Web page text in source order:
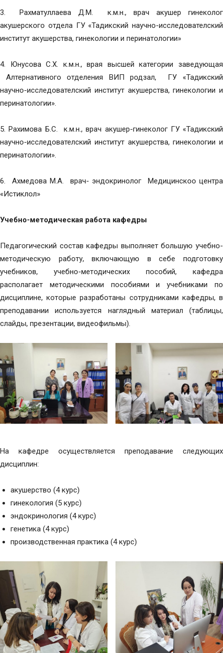
3. Рахматуллаева Д.М. к.м.н., врач акушер гинеколог
акушерского отдела ГУ «Тадикский научно-исследователский
институт акушерства, гинекологии и перинатологии»
4. Юнусова С.Х. к.м.н., врая высшей категории заведующая
Алтернативного отделения ВИП родзал, ГУ «Тадикский
научно-исследователский институт акушерства, гинекологии и
перинатологии».
5. Рахимова Б.С. к.м.н., врач акушер-гинеколог ГУ «Тадикский
научно-исследователский институт акушерства, гинекологии и
перинатологии».
6. Ахмедова М.А. врач- эндокринолог Медицинскоо центра
«Истиклол»
Учебно-методическая работа кафедры
Педагогический состав кафедры выполняет большую учебно-
методическую работу, включающую в себе подготовку
учебников, учебно-методических пособий, кафедра
располагает методическими пособиями и учебниками по
дисциплине, которые разработаны сотрудниками кафедры, в
преподавании используется наглядный материал (таблицы,
слайды, презентации, видеофильмы).
На кафедре осуществляется преподавание следующих
дисциплин:
акушерство (4 курс)
гинекология (5 курс)
эндокринология (4 курс)
генетика (4 курс)
производственная практика (4 курс)